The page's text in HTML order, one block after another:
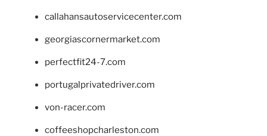
callahansautoservicecenter.com
georgiascornermarket.com
perfectfit24-7.com
portugalprivatedriver.com
von-racer.com
coffeeshopcharleston.com